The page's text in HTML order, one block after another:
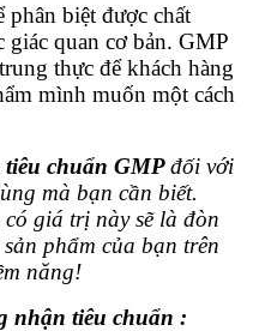
biệt được chất
giác quan cơ bản. GMP
thực để khách hàng
mình muốn một cách
tiêu chuẩn GMPđối với
mà bạn cần biết.
giá trị này sẽ là đòn
phẩm của bạn trên
năng!
nhận tiêu chuẩn :